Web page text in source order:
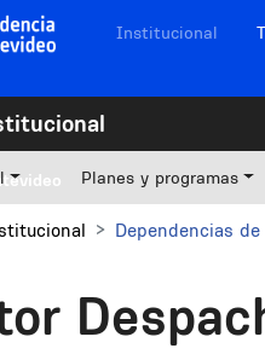
Navegación sitios
Institucional
Planes y programas
Dependencias